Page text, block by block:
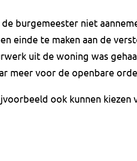
burgemeester niet
einde te maken aan de
uit de woning was
meer voor de openbare
ook kunnen